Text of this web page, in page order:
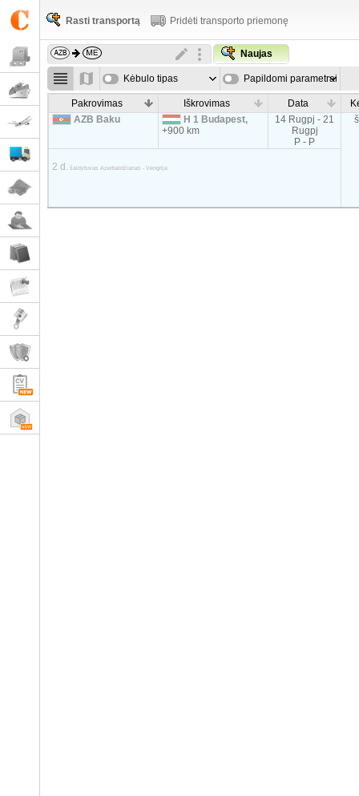
Rasti transportą Pridėti transporto priemonę
Naujas
Kėbulo tipas Papildomi parametrai
Pakrovimas Iškrovimas Data
AZB Baku
H 1 Budapest,
+900 km
14 Rugpj - 21
Rugpj
P - P
2 d. šaldytuvas Azerbaidžianas - Vengrija